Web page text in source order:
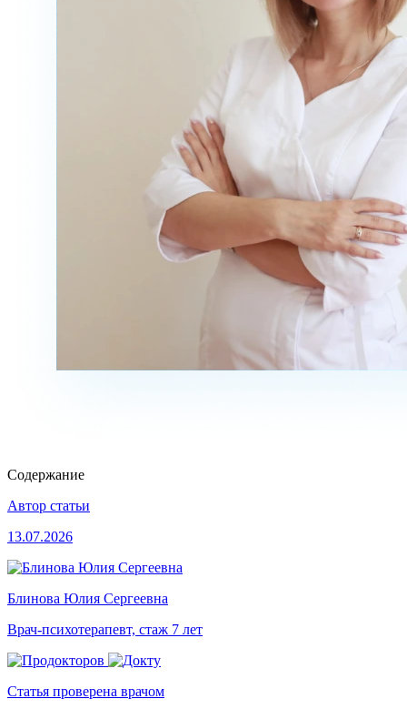
Содержание
Автор статьи
13.07.2026
Блинова Юлия Сергеевна
Врач-психотерапевт, стаж 7 лет
Статья проверена врачом